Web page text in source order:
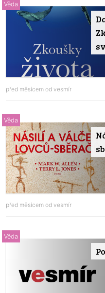
Věda
před měsícem od vesmír
Věda
před měsícem od vesmír
Věda